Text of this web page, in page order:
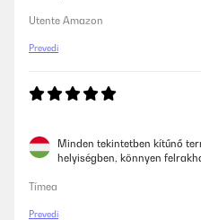
Utente Amazon
Prevedi
Minden tekintetben kítűnő
helyiségben, könnyen
Tímea
Prevedi